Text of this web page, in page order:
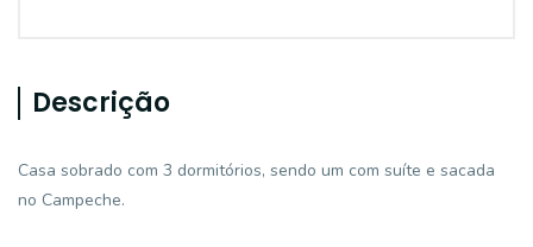
Descrição
Casa sobrado com 3 dormitórios, sendo um com suíte e sacada
no Campeche.